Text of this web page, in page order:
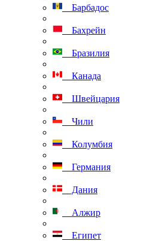
Барбадос
Бахрейн
Бразилия
Канада
Швейцария
Чили
Колумбия
Германия
Дания
Алжир
Египет